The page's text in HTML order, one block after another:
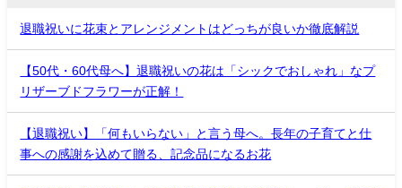
退職祝いに花束とアレンジメントはどっちが良いか徹底解説
【50代・60代母へ】退職祝いの花は「シックでおしゃれ」なプ
リザーブドフラワーが正解！
【退職祝い】「何もいらない」と言う母へ。長年の子育てと仕
事への感謝を込めて贈る、記念品になるお花